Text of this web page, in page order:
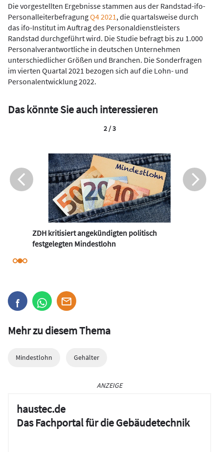
Die vorgestellten Ergebnisse stammen aus der Randstad-ifo-
PersonalleiterbefragungQ4 2021 , die quartalsweise durch
das ifo-Institut im Auftrag des Personaldienstleisters
Randstad durchgeführt wird. Die Studie befragt bis zu 1.000
Personalverantwortliche in deutschen Unternehmen
unterschiedlicher Größen und Branchen. Die Sonderfragen
im vierten Quartal 2021 bezogen sich auf die Lohn- und
Personalentwicklung 2022.
Das könnte Sie auch interessieren
ZDH kritisiert angekündigten politisch
festgelegten Mindestlohn
2 / 3
Mehr zu diesem Thema
Mindestlohn Gehälter
ANZEIGE
haustec.de
Das Fachportal für die Gebäudetechnik